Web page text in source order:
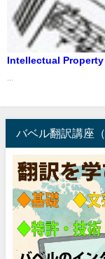
Intellectual
バベル翻訳講座